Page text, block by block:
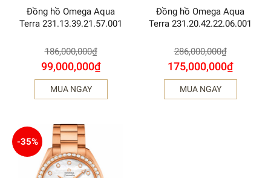
Đồng hồ Omega Aqua
Terra 231.13.39.21.57.001
186,000,000₫
99,000,000₫
MUA NGAY
Đồng hồ Omega Aqua
Terra 231.20.42.22.06.001
286,000,000₫
175,000,000₫
MUA NGAY
-35%